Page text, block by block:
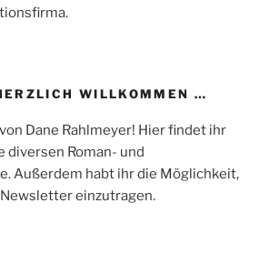
WILLKOMMEN …
Dane Rahlmeyer! Hier findet ihr
diversen Roman- und
Außerdem habt ihr die Möglichkeit,
einzutragen.